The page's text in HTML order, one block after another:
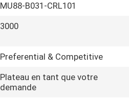
MU88-B031-CRL101
3000
Preferential & Competitive
Plateau en tant que votre
demande